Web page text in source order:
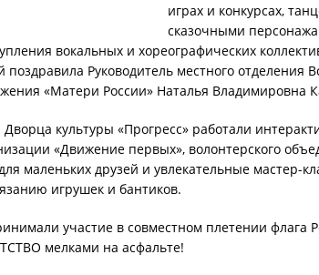
играх и конкурсах,
сказочными
вокальных и хореографических
Руководитель местного отделения
«Матери России» Наталья Владимировна
культуры «Прогресс» работали
«Движение первых», волонтерского
маленьких друзей и увлекательные мастер-
игрушек и бантиков.
участие в совместном плетении флага
мелками на асфальте!